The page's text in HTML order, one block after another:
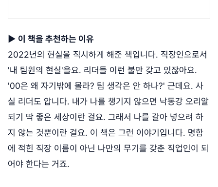
▶ 이 책을 추천하는 이유
2022년의 현실을 직시하게 해준 책입니다. 직장인으로서
'내 팀원의 현실'을요. 리더들 이런 불만 갖고 있잖아요.
'00은 왜 자기밖에 몰라? 팀 생각은 안 하나?' 근데요. 사
실 리더도 압니다. 내가 나를 챙기지 않으면 낙동강 오리알
되기 딱 좋은 세상이란 걸요. 그래서 나를 갈아 넣으려 하
지 않는 것뿐이란 걸요. 이 책은 그런 이야기입니다. 명함
에 적힌 직장 이름이 아닌 나만의 무기를 갖춘 직업인이 되
어야 한다는 거죠.